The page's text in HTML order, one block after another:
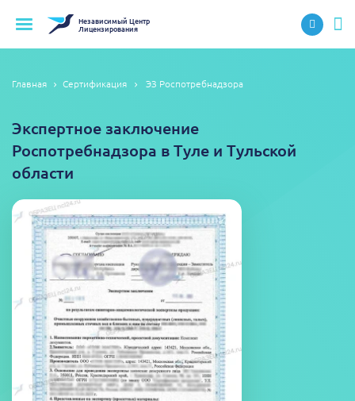
НезависимыйЦентр
Лицензирования
Главная Сертификация ЭЗ Роспотребнадзора
Экспертное заключение
Роспотребнадзора в Туле и Тульской
области